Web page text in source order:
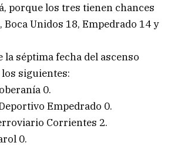
porque los tres tienen chances
Boca Unidos 18, Empedrado 14 y
la séptima fecha del ascenso
siguientes:
0.
Empedrado 0.
Corrientes 2.
0.